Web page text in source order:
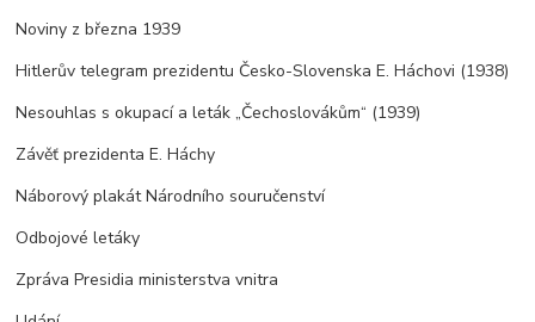
Noviny z března 1939
Hitlerův telegram prezidentu Česko-Slovenska E. Háchovi (1938)
Nesouhlas s okupací a leták „Čechoslovákům“ (1939)
Závěť prezidenta E. Háchy
Náborový plakát Národního souručenství
Odbojové letáky
Zpráva Presidia ministerstva vnitra